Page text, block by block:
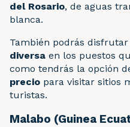
del Rosario, de aguas
blanca.
También podrás disfrutar
diversa en los puestos
como tendrás la opción
precio para visitar sitios
turistas.
Malabo (Guinea